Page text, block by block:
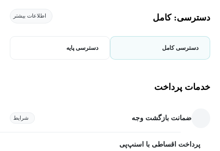
دسترسی: کامل اطلاعات بیشتر
دسترسی کامل دسترسی پایه
خدمات پرداخت
ضمانت بازگشت وجه شرایط
پرداخت اقساطی با اسنپ‌پی